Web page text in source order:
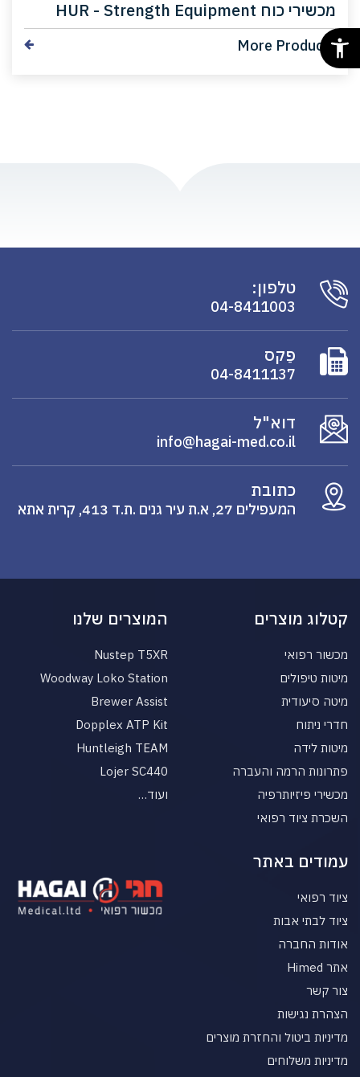
מכשירי כוח HUR - Strength Equipment
More Products
טלפון:
04-8411003
פַקס
04-8411137
דוא"ל
info@hagai-med.co.il
כתובת
המעפילים 27, א.ת עיר גנים .ת.ד 413, קרית אתא
קטלוג מוצרים
מכשור רפואי
מיטות טיפולים
מיטה סיעודית
חדרי ניתוח
מיטות לידה
פתרונות הרמה והעברה
מכשירי פיזיותרפיה
השכרת ציוד רפואי
המוצרים שלנו
Nustep T5XR
Woodway Loko Station
Brewer Assist
Dopplex ATP Kit
Huntleigh TEAM
Lojer SC440
ועוד…
עמודים באתר
ציוד רפואי
ציוד לבתי אבות
אודות החברה
אתר Himed
צור קשר
הצהרת נגישות
מדיניות ביטול והחזרת מוצרים
מדיניות משלוחים